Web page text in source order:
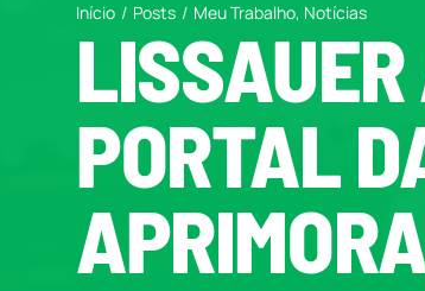
Início Posts Meu Trabalho Notícias
PORTAL